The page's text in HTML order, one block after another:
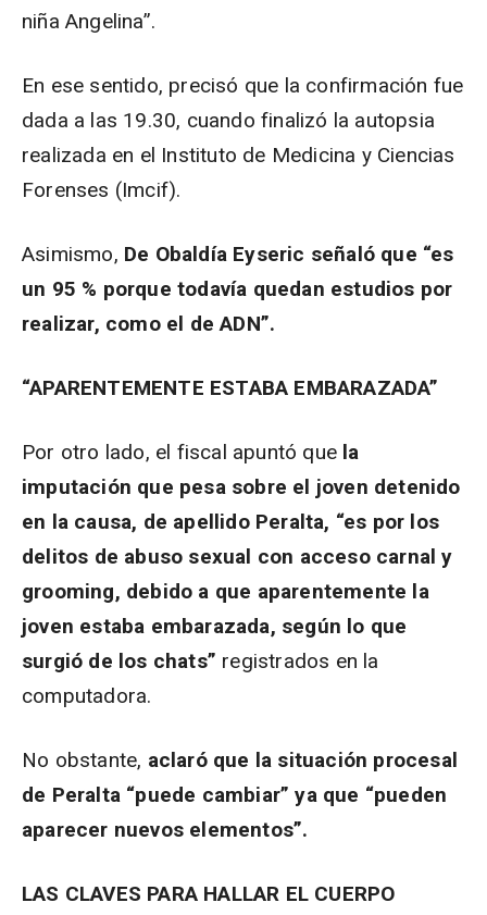
niña Angelina”.
En ese sentido, precisó que la confirmación fue
dada a las 19.30, cuando finalizó la autopsia
realizada en el Instituto de Medicina y Ciencias
Forenses (Imcif).
Asimismo, De Obaldía Eyseric señaló que “es
un 95 % porque todavía quedan estudios por
realizar, como el de ADN”.
“APARENTEMENTE ESTABA EMBARAZADA”
Por otro lado, el fiscal apuntó que la
imputación que pesa sobre el joven detenido
en la causa, de apellido Peralta, “es por los
delitos de abuso sexual con acceso carnal y
grooming, debido a que aparentemente la
joven estaba embarazada, según lo que
surgió de los chats” registrados en la
computadora.
No obstante, aclaró que la situación procesal
de Peralta “puede cambiar” ya que “pueden
aparecer nuevos elementos”.
LAS CLAVES PARA HALLAR EL CUERPO